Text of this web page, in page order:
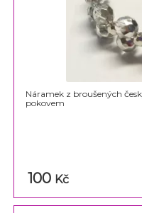
Náramek z broušených
pokovem
100 Kč